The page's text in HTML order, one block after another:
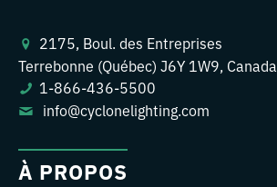
2175, Boul. des Entreprises
Terrebonne (Québec) J6Y 1W9, Canada
1-866-436-5500
info@cyclonelighting.com
À PROPOS